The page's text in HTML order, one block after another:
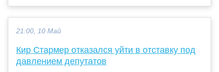
21:00, 10 Май
Кир Стармер отказался уйти в отставку под
давлением депутатов